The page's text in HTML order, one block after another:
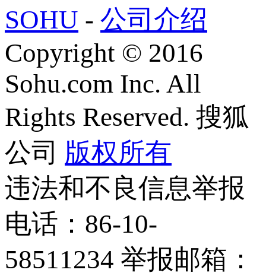
SOHU - 公司介绍
Copyright © 2016
Sohu.com Inc. All
Rights Reserved. 搜狐
公司 版权所有
违法和不良信息举报
电话：86-10-
58511234 举报邮箱：